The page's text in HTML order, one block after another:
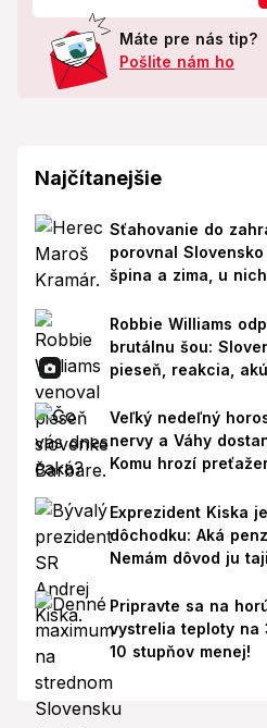
Máte pre nás tip?
Pošlite nám ho
Najčítanejšie
Sťahovanie do
porovnal
špina a zima, u
Robbie Williams
brutálnu šou:
pieseň, reakcia,
Veľký nedeľný
nervy a Váhy
Komu hrozí
Exprezident Kiska
dôchodku: Aká
Nemám dôvod ju
Pripravte sa na
vystrelia teploty na
10 stupňov menej!